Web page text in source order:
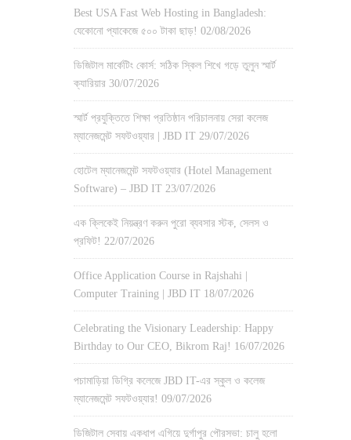
Best USA Fast Web Hosting in Bangladesh:
যেকোনো প্যাকেজে ৫০০ টাকা ছাড়! 02/08/2026
ডিজিটাল মার্কেটিং কোর্স: সঠিক স্কিল শিখে গড়ে তুলুন স্মার্ট
ক্যারিয়ার 30/07/2026
স্মার্ট প্রযুক্তিতে শিক্ষা প্রতিষ্ঠান পরিচালনায় সেরা কলেজ
ম্যানেজমেন্ট সফটওয়্যার | JBD IT 29/07/2026
হোটেল ম্যানেজমেন্ট সফটওয়্যার (Hotel Management
Software) – JBD IT 23/07/2026
এক ক্লিকেই নিয়ন্ত্রণ করুন পুরো ব্যবসার স্টক, সেলস ও
প্রফিট! 22/07/2026
Office Application Course in Rajshahi |
Computer Training | JBD IT 18/07/2026
Celebrating the Visionary Leadership: Happy
Birthday to Our CEO, Bikrom Raj! 16/07/2026
পচামাড়িয়া ডিগ্রি কলেজে JBD IT-এর স্কুল ও কলেজ
ম্যানেজমেন্ট সফটওয়্যার! 09/07/2026
ডিজিটাল সেবায় একধাপ এগিয়ে দুর্গাপুর পৌরসভা: চালু হলো